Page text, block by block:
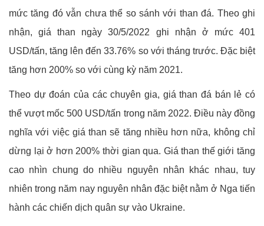
mức tăng đó vẫn chưa thể so sánh với than đá. Theo ghi
nhận, giá than ngày 30/5/2022 ghi nhận ở mức 401
USD/tấn, tăng lên đến 33.76% so với tháng trước. Đặc biệt
tăng hơn 200% so với cùng kỳ năm 2021.
Theo dự đoán của các chuyên gia, giá than đá bán lẻ có
thể vượt mốc 500 USD/tấn trong năm 2022. Điều này đồng
nghĩa với việc giá than sẽ tăng nhiều hơn nữa, không chỉ
dừng lại ở hơn 200% thời gian qua. Giá than thế giới tăng
cao nhìn chung do nhiều nguyên nhân khác nhau, tuy
nhiên trong năm nay nguyên nhân đặc biệt nằm ở Nga tiến
hành các chiến dịch quân sự vào Ukraine.